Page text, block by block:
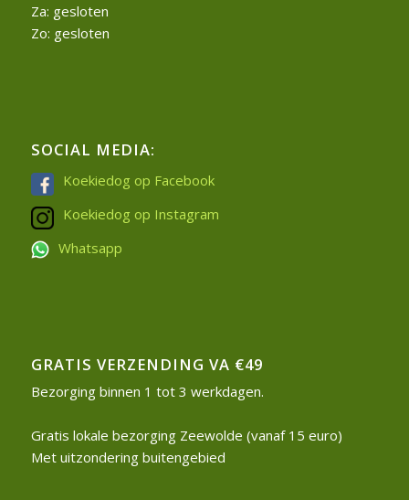
Za: gesloten
Zo: gesloten
SOCIAL MEDIA:
Koekiedog op Facebook
Koekiedog op Instagram
Whatsapp
GRATIS VERZENDING VA €49
Bezorging binnen 1 tot 3 werkdagen.
Gratis lokale bezorging Zeewolde (vanaf 15 euro)
Met uitzondering buitengebied